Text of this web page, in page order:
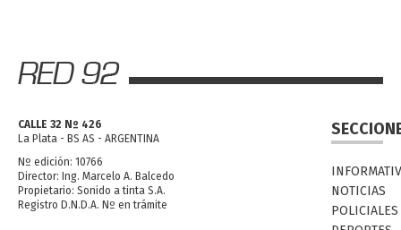
CALLE 32 Nº 426
La Plata - BS AS - ARGENTINA
Nº edición: 10766
Director: Ing. Marcelo A. Balcedo
Propietario: Sonido a tinta S.A.
Registro D.N.D.A. Nº en trámite
NOTICIAS
POLICIALES